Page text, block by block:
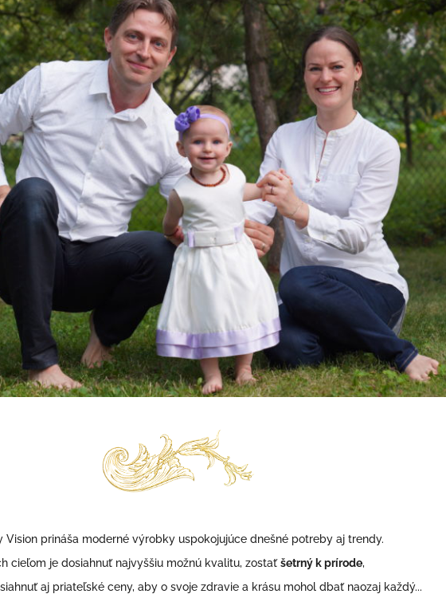
Vision prináša moderné výrobky uspokojujúce dnešné potreby aj trendy.
cieľom je dosiahnuť najvyššiu možnú kvalitu, zostaťšetrný k prírode,
aj priateľské ceny, aby o svoje zdravie a krásu mohol dbať naozaj každý...